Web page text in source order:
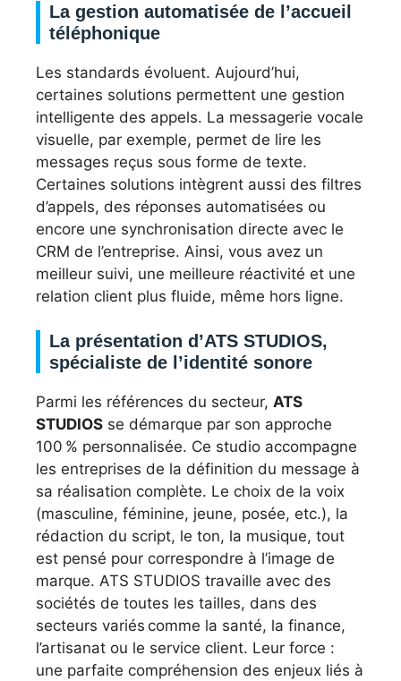
La gestion automatisée de l’accueil
téléphonique
Les standards évoluent. Aujourd’hui,
certaines solutions permettent une gestion
intelligente des appels. La messagerie vocale
visuelle, par exemple, permet de lire les
messages reçus sous forme de texte.
Certaines solutions intègrent aussi des filtres
d’appels, des réponses automatisées ou
encore une synchronisation directe avec le
CRM de l’entreprise. Ainsi, vous avez un
meilleur suivi, une meilleure réactivité et une
relation client plus fluide, même hors ligne.
La présentation d’ATS STUDIOS,
spécialiste de l’identité sonore
Parmi les références du secteur, ATS
STUDIOS se démarque par son approche
100 % personnalisée. Ce studio accompagne
les entreprises de la définition du message à
sa réalisation complète. Le choix de la voix
(masculine, féminine, jeune, posée, etc.), la
rédaction du script, le ton, la musique, tout
est pensé pour correspondre à l’image de
marque. ATS STUDIOS travaille avec des
sociétés de toutes les tailles, dans des
secteurs variés comme la santé, la finance,
l’artisanat ou le service client. Leur force :
une parfaite compréhension des enjeux liés à